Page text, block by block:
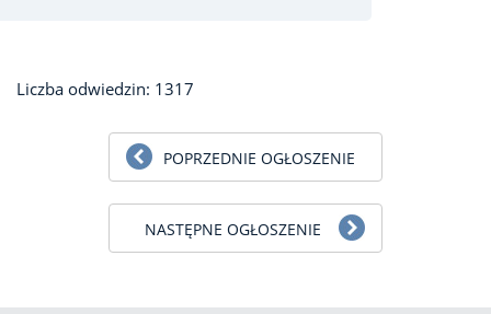
Liczba odwiedzin: 1317
POPRZEDNIE OGŁOSZENIE
NASTĘPNE OGŁOSZENIE